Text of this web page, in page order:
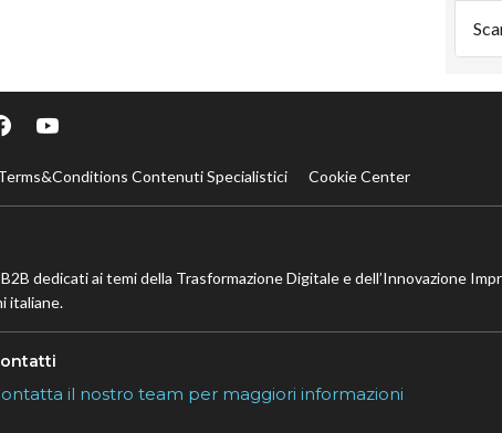
Contenuti Specialistici Cookie Center
dedicati ai temi della Trasformazione Digitale e dell’Innovazione
italiane.
il nostro team per maggiori informazioni